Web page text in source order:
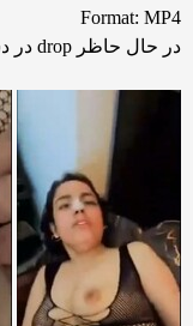
Format: MP4
در حال حاظر drop در دسترس نیست